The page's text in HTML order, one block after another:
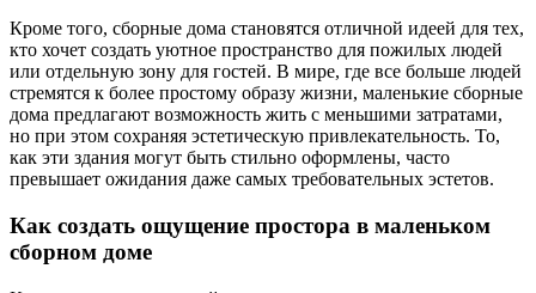
Кроме того, сборные дома становятся отличной идеей для тех,
кто хочет создать уютное пространство для пожилых людей
или отдельную зону для гостей. В мире, где все больше людей
стремятся к более простому образу жизни, маленькие сборные
дома предлагают возможность жить с меньшими затратами,
но при этом сохраняя эстетическую привлекательность. То,
как эти здания могут быть стильно оформлены, часто
превышает ожидания даже самых требовательных эстетов.
Как создать ощущение простора в маленьком
сборном доме